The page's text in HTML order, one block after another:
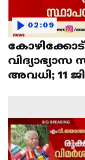
കോഴിക്കോട്
അവധി; 11
02:09